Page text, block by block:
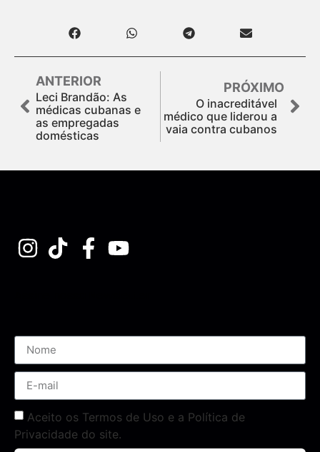
ANTERIOR
Leci Brandão: As
médicas cubanas e
as empregadas
domésticas
PRÓXIMO
O inacreditável
médico que liderou a
vaia contra cubanos
Aceito os Termos de Uso e a Política de
Privacidade do site.